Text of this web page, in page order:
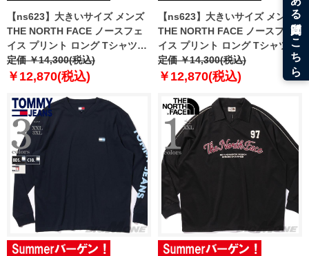
【ns623】大きいサイズ メンズ
THE NORTH FACE ノースフェ
イス プリント ロング Tシャツ
USA直輸入 nf0a8f0j-bri
定価 ￥14,300(税込)
￥12,870(税込)
【ns623】大きいサイズ メンズ
THE NORTH FACE ノースフェ
イス プリント ロング Tシャツ
USA直輸入 nf0a8f0j-jk3
定価 ￥14,300(税込)
￥12,870(税込)